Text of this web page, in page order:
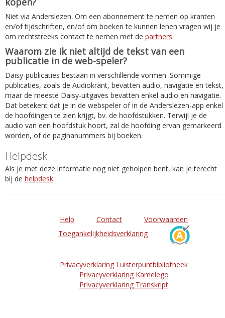
Niet via Anderslezen. Om een abonnement te nemen op kranten
en/of tijdschriften, en/of om boeken te kunnen lenen vragen wij je
om rechtstreeks contact te nemen met de partners.
Waarom zie ik niet altijd de tekst van een
publicatie in de web-speler?
Daisy-publicaties bestaan in verschillende vormen. Sommige
publicaties, zoals de Audiokrant, bevatten audio, navigatie en tekst,
maar de meeste Daisy-uitgaves bevatten enkel audio en navigatie.
Dat betekent dat je in de webspeler of in de Anderslezen-app enkel
de hoofdingen te zien krijgt, bv. de hoofdstukken. Terwijl je de
audio van een hoofdstuk hoort, zal de hoofding ervan gemarkeerd
worden, of de paginanummers bij boeken.
Helpdesk
Als je met deze informatie nog niet geholpen bent, kan je terecht
bij de helpdesk.
Help Contact
Voorwaarden
Toegankelijkheidsverklaring
Privacyverklaring Luisterpuntbibliotheek
Privacyverklaring Kamelego
Privacyverklaring Transkript